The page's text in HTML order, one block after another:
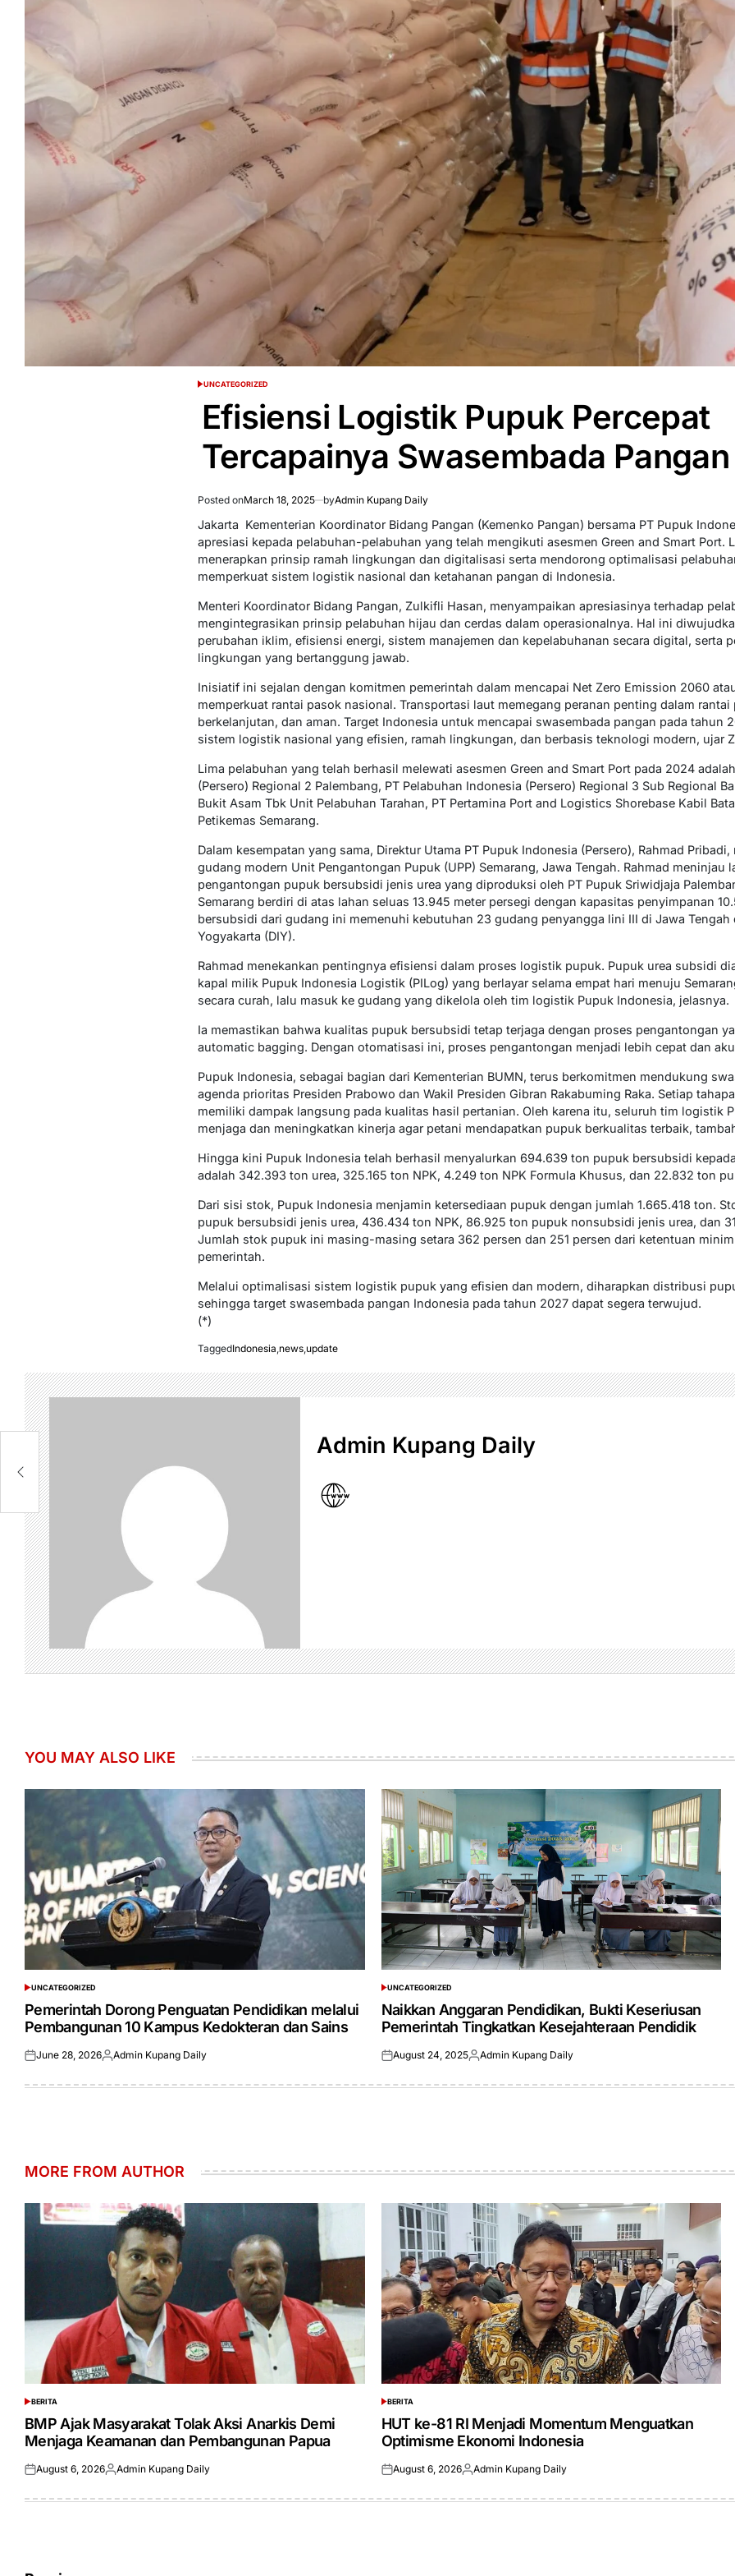
POSTED
UNCATEGORIZED
Efisiensi Logistik Pupuk Percepat
Tercapainya Swasembada
Posted onMarch 18, 2025 byAdmin Kupang Daily
Jakarta  Kementerian Koordinator Bidang Pangan (Kemenko Pangan) bersama PT Pupuk
apresiasi kepada pelabuhan-pelabuhan yang telah mengikuti asesmen Green and Smart Port.
menerapkan prinsip ramah lingkungan dan digitalisasi serta mendorong optimalisasi
memperkuat sistem logistik nasional dan ketahanan pangan di Indonesia.
Menteri Koordinator Bidang Pangan, Zulkifli Hasan, menyampaikan apresiasinya terhadap
mengintegrasikan prinsip pelabuhan hijau dan cerdas dalam operasionalnya. Hal ini
perubahan iklim, efisiensi energi, sistem manajemen dan kepelabuhanan secara digital, serta
lingkungan yang bertanggung jawab.
Inisiatif ini sejalan dengan komitmen pemerintah dalam mencapai Net Zero Emission 2060
memperkuat rantai pasok nasional. Transportasi laut memegang peranan penting dalam
berkelanjutan, dan aman. Target Indonesia untuk mencapai swasembada pangan pada tahun
sistem logistik nasional yang efisien, ramah lingkungan, dan berbasis teknologi modern, ujar
Lima pelabuhan yang telah berhasil melewati asesmen Green and Smart Port pada 2024
(Persero) Regional 2 Palembang, PT Pelabuhan Indonesia (Persero) Regional 3 Sub Regional
Bukit Asam Tbk Unit Pelabuhan Tarahan, PT Pertamina Port and Logistics Shorebase Kabil
Petikemas Semarang.
Dalam kesempatan yang sama, Direktur Utama PT Pupuk Indonesia (Persero), Rahmad
gudang modern Unit Pengantongan Pupuk (UPP) Semarang, Jawa Tengah. Rahmad meninjau
pengantongan pupuk bersubsidi jenis urea yang diproduksi oleh PT Pupuk Sriwidjaja
Semarang berdiri di atas lahan seluas 13.945 meter persegi dengan kapasitas penyimpanan
bersubsidi dari gudang ini memenuhi kebutuhan 23 gudang penyangga lini III di Jawa Tengah
Yogyakarta (DIY).
Rahmad menekankan pentingnya efisiensi dalam proses logistik pupuk. Pupuk urea subsidi
kapal milik Pupuk Indonesia Logistik (PILog) yang berlayar selama empat hari menuju
secara curah, lalu masuk ke gudang yang dikelola oleh tim logistik Pupuk Indonesia, jelasnya.
Ia memastikan bahwa kualitas pupuk bersubsidi tetap terjaga dengan proses pengantongan
automatic bagging. Dengan otomatisasi ini, proses pengantongan menjadi lebih cepat dan
Pupuk Indonesia, sebagai bagian dari Kementerian BUMN, terus berkomitmen mendukung
agenda prioritas Presiden Prabowo dan Wakil Presiden Gibran Rakabuming Raka. Setiap
memiliki dampak langsung pada kualitas hasil pertanian. Oleh karena itu, seluruh tim logistik
menjaga dan meningkatkan kinerja agar petani mendapatkan pupuk berkualitas terbaik,
Hingga kini Pupuk Indonesia telah berhasil menyalurkan 694.639 ton pupuk bersubsidi
adalah 342.393 ton urea, 325.165 ton NPK, 4.249 ton NPK Formula Khusus, dan 22.832 ton
Dari sisi stok, Pupuk Indonesia menjamin ketersediaan pupuk dengan jumlah 1.665.418 ton.
pupuk bersubsidi jenis urea, 436.434 ton NPK, 86.925 ton pupuk nonsubsidi jenis urea, dan
Jumlah stok pupuk ini masing-masing setara 362 persen dan 251 persen dari ketentuan
pemerintah.
Melalui optimalisasi sistem logistik pupuk yang efisien dan modern, diharapkan distribusi
sehingga target swasembada pangan Indonesia pada tahun 2027 dapat segera terwujud.
(*)
TaggedIndonesia,news,update
Admin Kupang Daily
YOU MAY ALSO LIKE
POSTED
IN
UNCATEGORIZED
Pemerintah Dorong Penguatan Pendidikan melalui
Pembangunan 10 Kampus Kedokteran dan Sains
Posted
June 28, 2026Posted
Admin Kupang Daily
POSTED
IN
UNCATEGORIZED
Naikkan Anggaran Pendidikan, Bukti Keseriusan
Pemerintah Tingkatkan Kesejahteraan Pendidik
Posted
August 24, 2025Posted
Admin Kupang Daily
MORE FROM AUTHOR
POSTED
IN
BERITA
BMP Ajak Masyarakat Tolak Aksi Anarkis Demi
Menjaga Keamanan dan Pembangunan Papua
Posted
August 6, 2026Posted
Admin Kupang Daily
POSTED
IN
BERITA
HUT ke-81 RI Menjadi Momentum Menguatkan
Optimisme Ekonomi Indonesia
Posted
August 6, 2026Posted
Admin Kupang Daily